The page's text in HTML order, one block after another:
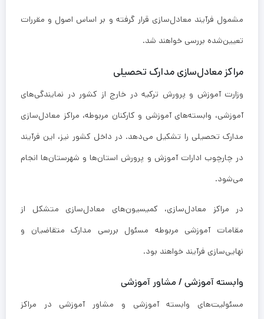
مشمول فرآیند معادل‌سازی قرار گرفته و بر اساس اصول و مقررات
تعیین‌شده بررسی خواهند شد.
مراکز معادل‌سازی مدارک تحصیلی
وزارت آموزش و پرورش ترکیه در خارج از کشور در نمایندگی‌های
آموزشی، وابسته‌های آموزشی و کارکنان مربوطه، مراکز معادل‌سازی
مدارک تحصیلی را تشکیل می‌دهد. در داخل کشور نیز، این فرآیند
در چارچوب ادارات آموزش و پرورش استان‌ها و شهرستان‌ها انجام
می‌شود.
در مراکز معادل‌سازی، کمیسیون‌های معادل‌سازی متشکل از
مقامات آموزشی مربوطه مسئول بررسی مدارک متقاضیان و
نهایی‌سازی فرآیند خواهند بود.
وابسته آموزشی / مشاور آموزشی
مسئولیت‌های وابسته آموزشی و مشاور آموزشی در مراکز